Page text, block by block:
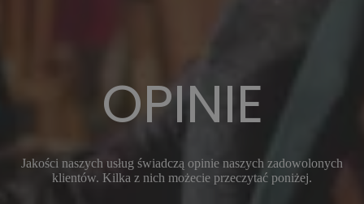
OPINIE
Jakości naszych usług świadczą opinie naszych zadowolonych
klientów. Kilka z nich możecie przeczytać poniżej.